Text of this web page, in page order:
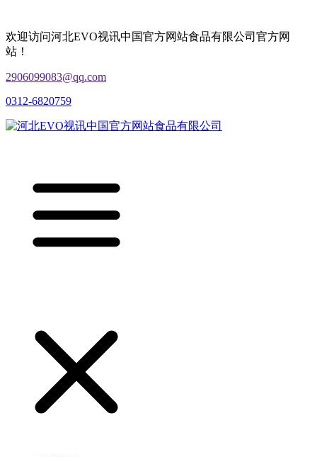
欢迎访问河北EVO视讯中国官方网站食品有限公司官方网
站！
2906099083@qq.com
0312-6820759